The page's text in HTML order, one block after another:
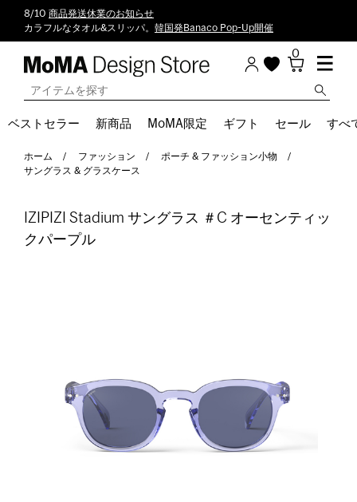
8/10 商品発送休業のお知らせ
カラフルなタオル&スリッパ。 韓国発Banaco Pop-Up開催
0
ベストセラー 新商品 MoMA限定 ギフト セール すべ
ホーム ファッション
ポーチ & ファッション小物
サングラス & グラスケース
IZIPIZI Stadium サングラス ＃C オーセンティッ
クパープル